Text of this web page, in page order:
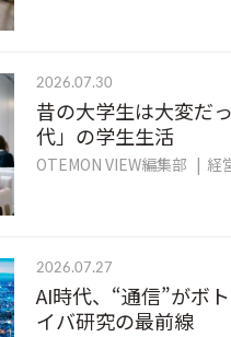
2026.07.30
昔の大学生は大変だ
代」の学生生活
OTEMON VIEW編集部 経
2026.07.27
AI時代、“通信”がボ
イバ研究の最前線